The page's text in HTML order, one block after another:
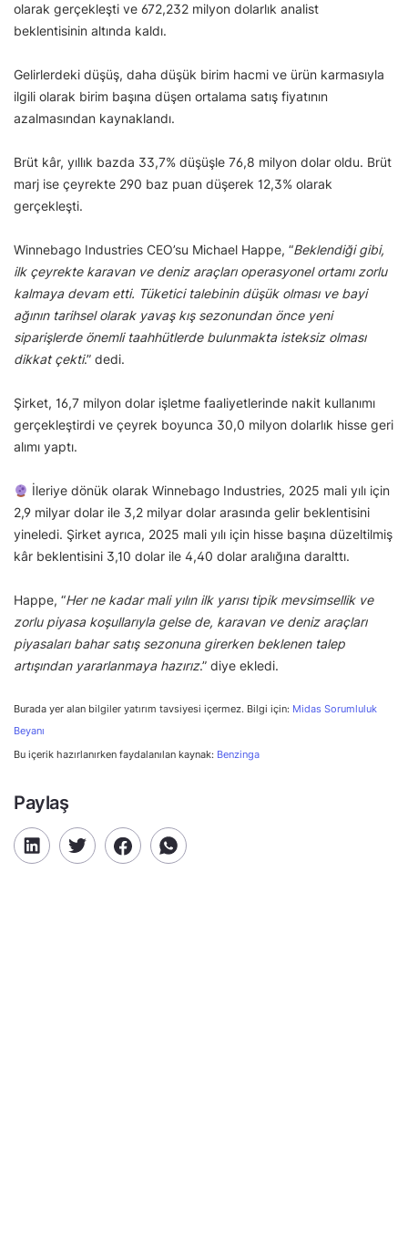
olarak gerçekleşti ve 672,232 milyon dolarlık analist
beklentisinin altında kaldı.
Gelirlerdeki düşüş, daha düşük birim hacmi ve ürün karmasıyla
ilgili olarak birim başına düşen ortalama satış fiyatının
azalmasından kaynaklandı.
Brüt kâr, yıllık bazda 33,7% düşüşle 76,8 milyon dolar oldu. Brüt
marj ise çeyrekte 290 baz puan düşerek 12,3% olarak
gerçekleşti.
Winnebago Industries CEO’su Michael Happe, “Beklendiği gibi,
ilk çeyrekte karavan ve deniz araçları operasyonel ortamı zorlu
kalmaya devam etti. Tüketici talebinin düşük olması ve bayi
ağının tarihsel olarak yavaş kış sezonundan önce yeni
siparişlerde önemli taahhütlerde bulunmakta isteksiz olması
dikkat çekti.” dedi.
Şirket, 16,7 milyon dolar işletme faaliyetlerinde nakit kullanımı
gerçekleştirdi ve çeyrek boyunca 30,0 milyon dolarlık hisse geri
alımı yaptı.
İleriye dönük olarak Winnebago Industries, 2025 mali yılı için
2,9 milyar dolar ile 3,2 milyar dolar arasında gelir beklentisini
yineledi. Şirket ayrıca, 2025 mali yılı için hisse başına düzeltilmiş
kâr beklentisini 3,10 dolar ile 4,40 dolar aralığına daralttı.
Happe, “Her ne kadar mali yılın ilk yarısı tipik mevsimsellik ve
zorlu piyasa koşullarıyla gelse de, karavan ve deniz araçları
piyasaları bahar satış sezonuna girerken beklenen talep
artışından yararlanmaya hazırız.” diye ekledi.
Burada yer alan bilgiler yatırım tavsiyesi içermez. Bilgi için: Midas Sorumluluk
Beyanı
Bu içerik hazırlanırken faydalanılan kaynak: Benzinga
Paylaş